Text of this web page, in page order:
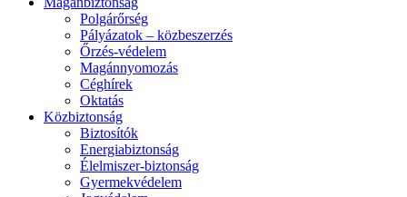
Polgárőrség
Pályázatok – közbeszerzés
Őrzés-védelem
Magánnyomozás
Céghírek
Oktatás
Közbiztonság
Biztosítók
Energiabiztonság
Élelmiszer-biztonság
Gyermekvédelem